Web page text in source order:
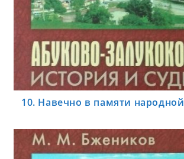
10. Навечно в памяти народной